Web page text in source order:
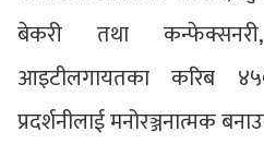
बेकरी तथा कन्फेक्सनरी,
आइटीलगायतका करिब
प्रदर्शनीलाई मनोरञ्जनात्मक